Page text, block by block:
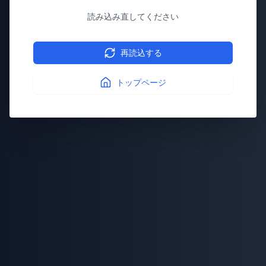
読み込み直してください
再読込する
トップページ